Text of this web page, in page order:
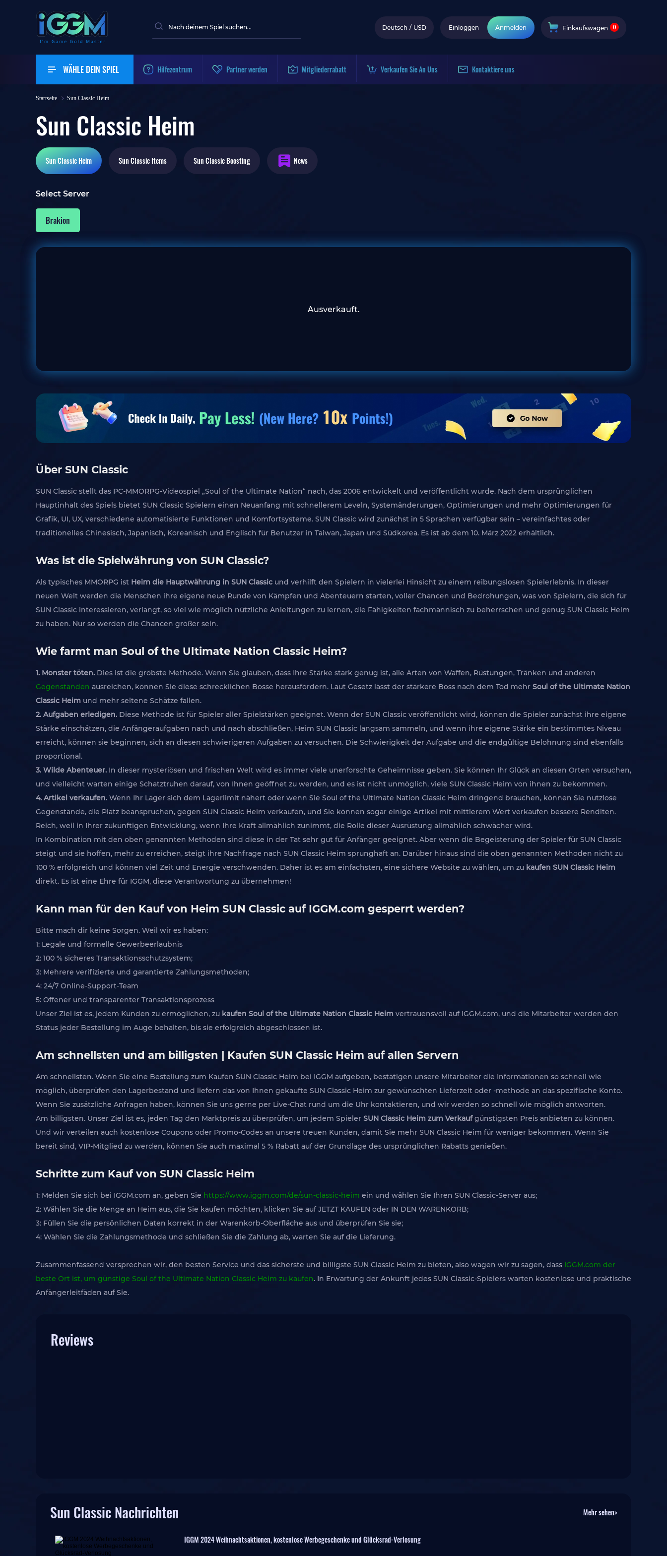
Deutsch / USD Einloggen Anmelden Einkaufswagen 0
WÄHLE DEIN SPIEL Hilfezentrum Partner werden Mitgliederrabatt Verkaufen Sie An Uns Kontaktiere uns
Startseite Sun Classic Heim
Sun Classic Heim
Sun ClassicHeim Sun ClassicItems Sun ClassicBoosting News
Select Server
Brakion
Ausverkauft.
Über SUN Classic
SUN Classic stellt das PC-MMORPG-Videospiel „Soul of the Ultimate Nation“ nach, das 2006 entwickelt und veröffentlicht wurde. Nach dem ursprünglichen
Hauptinhalt des Spiels bietet SUN Classic Spielern einen Neuanfang mit schnellerem Leveln, Systemänderungen, Optimierungen und mehr Optimierungen für
Grafik, UI, UX, verschiedene automatisierte Funktionen und Komfortsysteme. SUN Classic wird zunächst in 5 Sprachen verfügbar sein – vereinfachtes oder
traditionelles Chinesisch, Japanisch, Koreanisch und Englisch für Benutzer in Taiwan, Japan und Südkorea. Es ist ab dem 10. März 2022 erhältlich.
Was ist die Spielwährung von SUN Classic?
Als typisches MMORPG ist Heim die Hauptwährung in SUN Classic und verhilft den Spielern in vielerlei Hinsicht zu einem reibungslosen Spielerlebnis. In dieser
neuen Welt werden die Menschen ihre eigene neue Runde von Kämpfen und Abenteuern starten, voller Chancen und Bedrohungen, was von Spielern, die sich für
SUN Classic interessieren, verlangt, so viel wie möglich nützliche Anleitungen zu lernen, die Fähigkeiten fachmännisch zu beherrschen und genug SUN Classic Heim
zu haben. Nur so werden die Chancen größer sein.
Wie farmt man Soul of the Ultimate Nation Classic Heim?
1. Monster töten. Dies ist die gröbste Methode. Wenn Sie glauben, dass Ihre Stärke stark genug ist, alle Arten von Waffen, Rüstungen, Tränken und anderen
Gegenständen ausreichen, können Sie diese schrecklichen Bosse herausfordern. Laut Gesetz lässt der stärkere Boss nach dem Tod mehr Soul of the Ultimate Nation
Classic Heim und mehr seltene Schätze fallen.
2. Aufgaben erledigen. Diese Methode ist für Spieler aller Spielstärken geeignet. Wenn der SUN Classic veröffentlicht wird, können die Spieler zunächst ihre eigene
Stärke einschätzen, die Anfängeraufgaben nach und nach abschließen, Heim SUN Classic langsam sammeln, und wenn ihre eigene Stärke ein bestimmtes Niveau
erreicht, können sie beginnen, sich an diesen schwierigeren Aufgaben zu versuchen. Die Schwierigkeit der Aufgabe und die endgültige Belohnung sind ebenfalls
proportional.
3. Wilde Abenteuer. In dieser mysteriösen und frischen Welt wird es immer viele unerforschte Geheimnisse geben. Sie können Ihr Glück an diesen Orten versuchen,
und vielleicht warten einige Schatztruhen darauf, von Ihnen geöffnet zu werden, und es ist nicht unmöglich, viele SUN Classic Heim von ihnen zu bekommen.
4. Artikel verkaufen. Wenn Ihr Lager sich dem Lagerlimit nähert oder wenn Sie Soul of the Ultimate Nation Classic Heim dringend brauchen, können Sie nutzlose
Gegenstände, die Platz beanspruchen, gegen SUN Classic Heim verkaufen, und Sie können sogar einige Artikel mit mittlerem Wert verkaufen bessere Renditen.
Reich, weil in Ihrer zukünftigen Entwicklung, wenn Ihre Kraft allmählich zunimmt, die Rolle dieser Ausrüstung allmählich schwächer wird.
In Kombination mit den oben genannten Methoden sind diese in der Tat sehr gut für Anfänger geeignet. Aber wenn die Begeisterung der Spieler für SUN Classic
steigt und sie hoffen, mehr zu erreichen, steigt ihre Nachfrage nach SUN Classic Heim sprunghaft an. Darüber hinaus sind die oben genannten Methoden nicht zu
100 % erfolgreich und können viel Zeit und Energie verschwenden. Daher ist es am einfachsten, eine sichere Website zu wählen, um zu kaufen SUN Classic Heim
direkt. Es ist eine Ehre für IGGM, diese Verantwortung zu übernehmen!
Kann man für den Kauf von Heim SUN Classic auf IGGM.com gesperrt werden?
Bitte mach dir keine Sorgen. Weil wir es haben:
1: Legale und formelle Gewerbeerlaubnis
2: 100 % sicheres Transaktionsschutzsystem;
3: Mehrere verifizierte und garantierte Zahlungsmethoden;
4: 24/7 Online-Support-Team
5: Offener und transparenter Transaktionsprozess
Unser Ziel ist es, jedem Kunden zu ermöglichen, zu kaufen Soul of the Ultimate Nation Classic Heim vertrauensvoll auf IGGM.com, und die Mitarbeiter werden den
Status jeder Bestellung im Auge behalten, bis sie erfolgreich abgeschlossen ist.
Am schnellsten und am billigsten | Kaufen SUN Classic Heim auf allen Servern
Am schnellsten. Wenn Sie eine Bestellung zum Kaufen SUN Classic Heim bei IGGM aufgeben, bestätigen unsere Mitarbeiter die Informationen so schnell wie
möglich, überprüfen den Lagerbestand und liefern das von Ihnen gekaufte SUN Classic Heim zur gewünschten Lieferzeit oder -methode an das spezifische Konto.
Wenn Sie zusätzliche Anfragen haben, können Sie uns gerne per Live-Chat rund um die Uhr kontaktieren, und wir werden so schnell wie möglich antworten.
Am billigsten. Unser Ziel ist es, jeden Tag den Marktpreis zu überprüfen, um jedem Spieler SUN Classic Heim zum Verkaufgünstigsten Preis anbieten zu können.
Und wir verteilen auch kostenlose Coupons oder Promo-Codes an unsere treuen Kunden, damit Sie mehr SUN Classic Heim für weniger bekommen. Wenn Sie
bereit sind, VIP-Mitglied zu werden, können Sie auch maximal 5 % Rabatt auf der Grundlage des ursprünglichen Rabatts genießen.
Schritte zum Kauf von SUN Classic Heim
1: Melden Sie sich bei IGGM.com an, geben Sie https://www.iggm.com/de/sun-classic-heim ein und wählen Sie Ihren SUN Classic-Server aus;
2: Wählen Sie die Menge an Heim aus, die Sie kaufen möchten, klicken Sie auf JETZT KAUFEN oder IN DEN WARENKORB;
3: Füllen Sie die persönlichen Daten korrekt in der Warenkorb-Oberfläche aus und überprüfen Sie sie;
4: Wählen Sie die Zahlungsmethode und schließen Sie die Zahlung ab, warten Sie auf die Lieferung.
Zusammenfassend versprechen wir, den besten Service und das sicherste und billigste SUN Classic Heim zu bieten, also wagen wir zu sagen, dass IGGM.com der
beste Ort ist, um günstige Soul of the Ultimate Nation Classic Heim zu kaufen. In Erwartung der Ankunft jedes SUN Classic-Spielers warten kostenlose und praktische
Anfängerleitfäden auf Sie.
Reviews
Sun Classic Nachrichten Mehr sehen>
IGGM 2024 Weihnachtsaktionen, kostenlose Werbegeschenke und Glücksrad-Verlosung